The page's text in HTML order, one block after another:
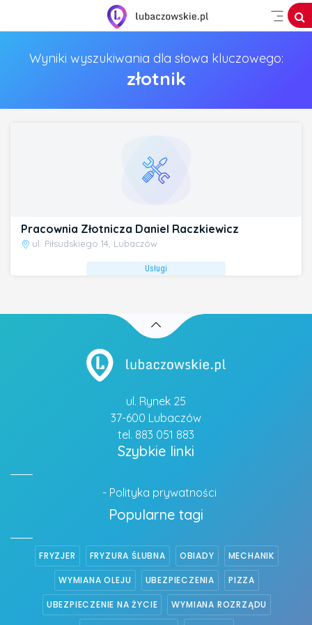
Wyniki wyszukiwania dla słowa kluczowego:
złotnik
Pracownia Złotnicza Daniel Raczkiewicz
ul. Piłsudskiego 14, Lubaczów
Usługi
ul. Rynek 25
37-600 Lubaczów
tel. 883 051 883
Szybkie linki
- Polityka prywatności
Popularne tagi
FRYZJER FRYZURA ŚLUBNA OBIADY MECHANIK
WYMIANA OLEJU UBEZPIECZENIA PIZZA
UBEZPIECZENIE NA ŻYCIE WYMIANA ROZRZĄDU